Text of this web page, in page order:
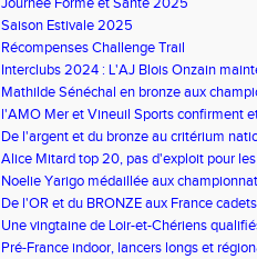
Saison Estivale 2025
Récompenses Challenge Trail
Interclubs 2024 : L'AJ Blois Onzain
Romorantin en N2B
Mathilde Sénéchal en bronze aux
l'AMO Mer et Vineuil Sports confirment
benjamins
De l'argent et du bronze au critérium
Alice Mitard top 20, pas d'exploit pour
Noelie Yarigo médaillée aux
De l'OR et du BRONZE aux France
Une vingtaine de Loir-et-Chériens
Pré-France indoor, lancers longs et